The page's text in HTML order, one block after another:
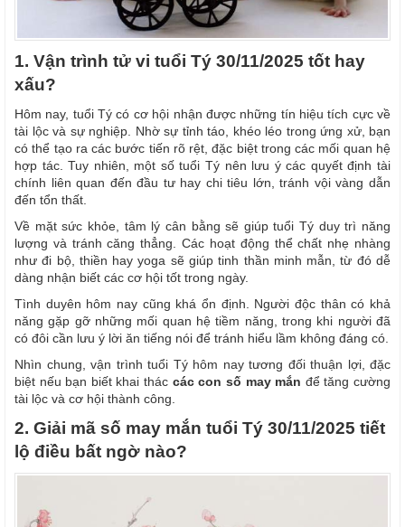
1. Vận trình tử vi tuổi Tý 30/11/2025 tốt hay
xấu?
Hôm nay, tuổi Tý có cơ hội nhận được những tín hiệu tích cực về
tài lộc và sự nghiệp. Nhờ sự tỉnh táo, khéo léo trong ứng xử, bạn
có thể tạo ra các bước tiến rõ rệt, đặc biệt trong các mối quan hệ
hợp tác. Tuy nhiên, một số tuổi Tý nên lưu ý các quyết định tài
chính liên quan đến đầu tư hay chi tiêu lớn, tránh vội vàng dẫn
đến tổn thất.
Về mặt sức khỏe, tâm lý cân bằng sẽ giúp tuổi Tý duy trì năng
lượng và tránh căng thẳng. Các hoạt động thể chất nhẹ nhàng
như đi bộ, thiền hay yoga sẽ giúp tinh thần minh mẫn, từ đó dễ
dàng nhận biết các cơ hội tốt trong ngày.
Tình duyên hôm nay cũng khá ổn định. Người độc thân có khả
năng gặp gỡ những mối quan hệ tiềm năng, trong khi người đã
có đôi cần lưu ý lời ăn tiếng nói để tránh hiểu lầm không đáng có.
Nhìn chung, vận trình tuổi Tý hôm nay tương đối thuận lợi, đặc
biệt nếu bạn biết khai thác các con số may mắn để tăng cường
tài lộc và cơ hội thành công.
2. Giải mã số may mắn tuổi Tý 30/11/2025 tiết
lộ điều bất ngờ nào?